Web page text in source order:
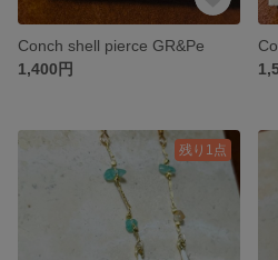
Conch shell pierce GR&Pe
1,400円
残り1点